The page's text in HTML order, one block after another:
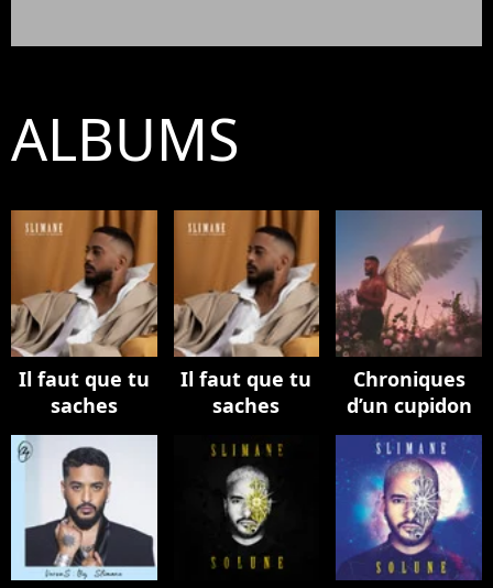
ALBUMS
Il faut que tu
saches
Il faut que tu
saches
Chroniques
d’un cupidon